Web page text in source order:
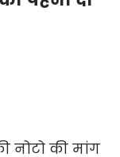
नोटो की मांग